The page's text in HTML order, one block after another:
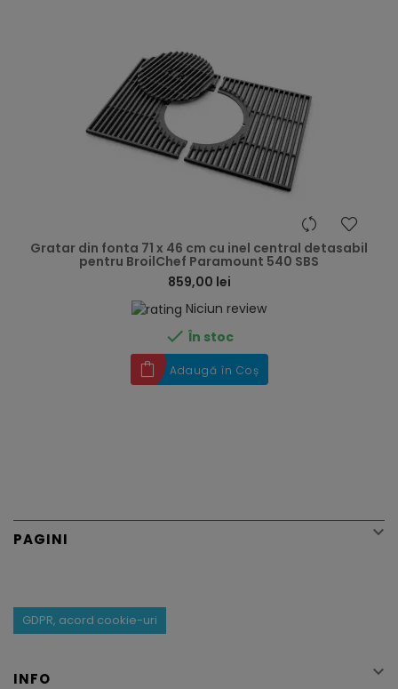
Gratar din fonta 71 x 46 cm cu inel central detasabil
pentru BroilChef Paramount 540 SBS
859,00 lei
Niciun review
 În stoc
Adaugă în Coș
PAGINI 
GDPR, acord cookie-uri
INFO 